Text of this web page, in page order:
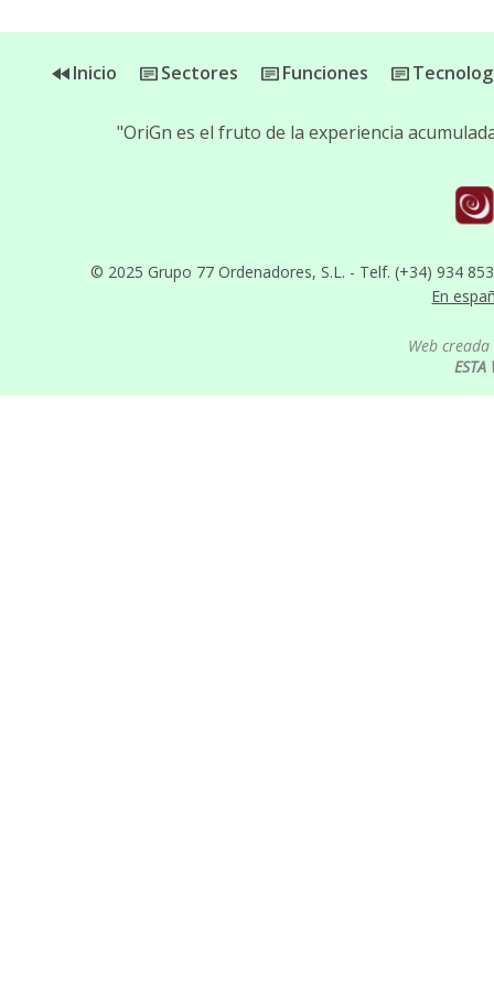
Inicio Sectores Funciones
© 2025 Grupo 77 Ordenadores, S.L. - Telf. (+34) 934
En
"OriGn es el fruto de la experiencia
Web
ESTA